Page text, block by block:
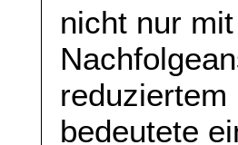
nicht nur
bedeutete